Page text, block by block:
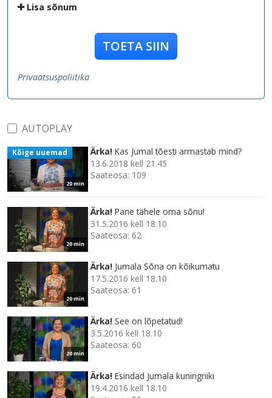
Lisa sõnum
TOETA SIIN
Privaatsuspoliitika
AUTOPLAY
20 min
Kõige uuemad Ärka! Kas Jumal tõesti armastab mind?
13.6.2018 kell 21.45
Saateosa: 109
20 min
Ärka! Pane tähele oma sõnu!
31.5.2016 kell 18.10
Saateosa: 62
20 min
Ärka! Jumala Sõna on kõikumatu
17.5.2016 kell 18.10
Saateosa: 61
20 min
Ärka! See on lõpetatud!
3.5.2016 kell 18.10
Saateosa: 60
Ärka! Esindad Jumala kuningriiki
19.4.2016 kell 18.10